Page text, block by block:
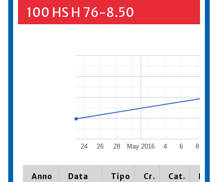
100 HS H 76-8.50
May 2016
24 26 28 4 6 8
Anno Data Tipo Cr. Cat.